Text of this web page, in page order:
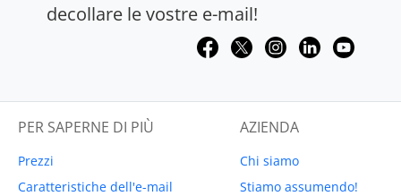
decollare le vostre e-mail!
PER SAPERNE DI PIÙ
Prezzi
Caratteristiche dell'e-mail
AZIENDA
Chi siamo
Stiamo assumendo!